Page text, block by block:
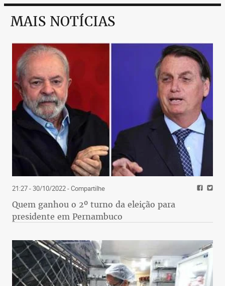
MAIS NOTÍCIAS
21:27 - 30/10/2022- Compartilhe
Quem ganhou o 2º turno da eleição para
presidente em Pernambuco